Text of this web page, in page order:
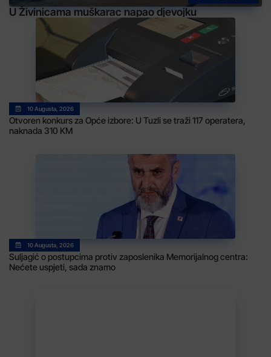
U Živinicama muškarac napao djevojku
10 Augusta, 2026
Otvoren konkurs za Opće izbore: U Tuzli se traži 117 operatera,
naknada 310 KM
10 Augusta, 2026
Suljagić o postupcima protiv zaposlenika Memorijalnog centra:
Nećete uspjeti, sada znamo